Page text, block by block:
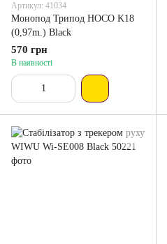
Артикул: 41034
Монопод Трипод HOCO K18
(0,97m.) Black
570 грн
В наявності